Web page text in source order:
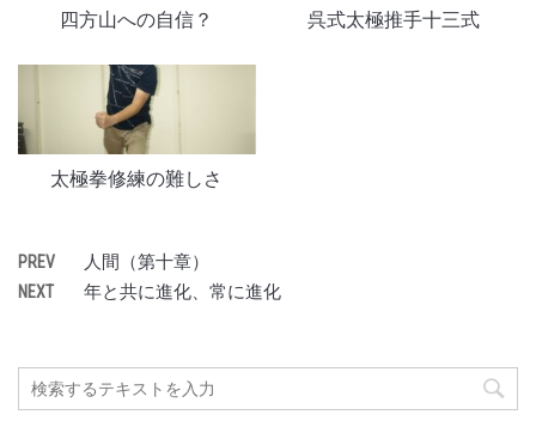
四方山への自信？ 呉式太極推手十三式
太極拳修練の難しさ
PREV 人間（第十章）
NEXT 年と共に進化、常に進化